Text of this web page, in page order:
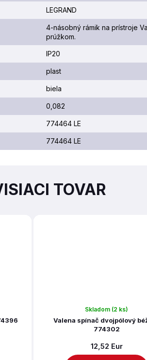
LEGRAND
4-násobný rámik na prístroje
prúžkom.
IP20
plast
biela
0,082
774464 LE
774464 LE
TOVAR
Skladom (2 ks)
Valena spínač dvojpólový
774302
12,52 Eur